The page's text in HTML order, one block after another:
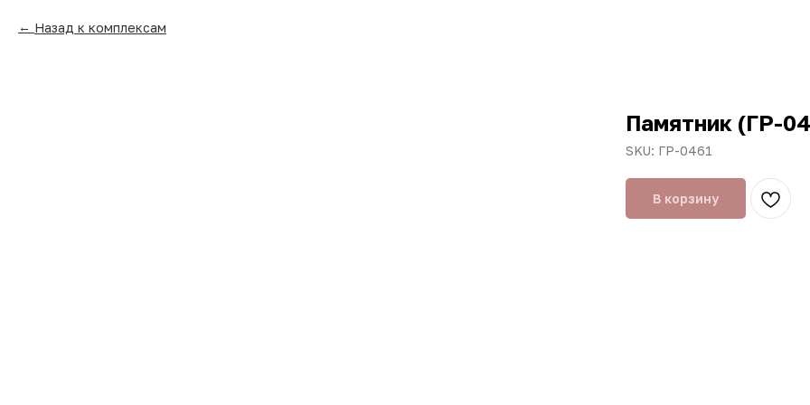
Назад к комплексам
Памятник (ГР-
SKU: ГР-0461
В корзину